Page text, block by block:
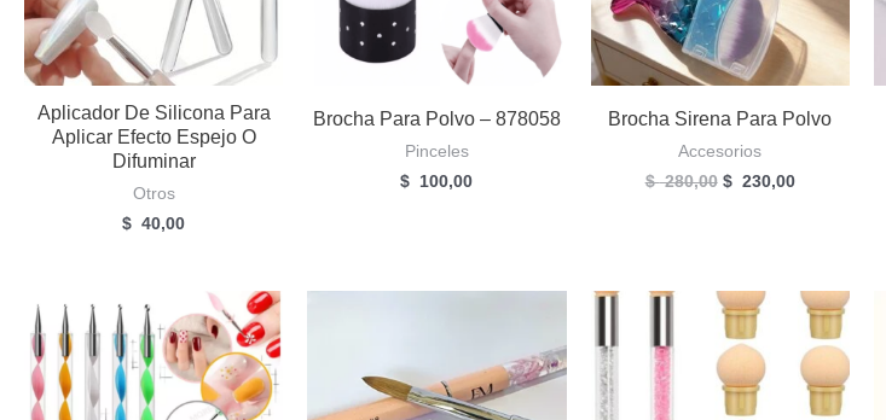
Aplicador De Silicona Para
Aplicar Efecto Espejo O
Difuminar
Otros
$ 40,00
Brocha Para Polvo – 878058
Pinceles
$ 100,00
Brocha Sirena Para Polvo
Accesorios
$280,00 El
280,00.
$ 230,00El
230,00.